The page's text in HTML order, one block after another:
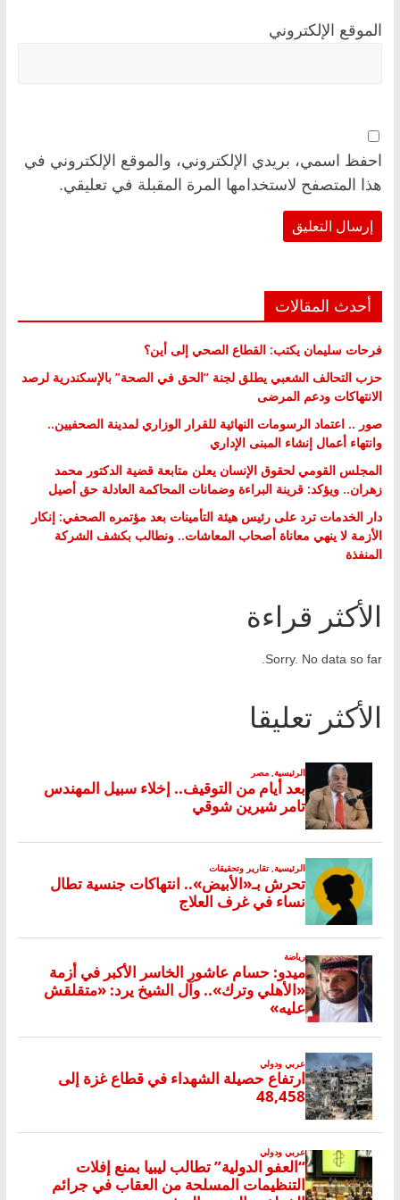
الموقع الإلكتروني
احفظ اسمي، بريدي الإلكتروني، والموقع الإلكتروني في
هذا المتصفح لاستخدامها المرة المقبلة في تعليقي.
أحدث المقالات
فرحات سليمان يكتب: القطاع الصحي إلى أين؟
حزب التحالف الشعبي يطلق لجنة “الحق في الصحة” بالإسكندرية لرصد
الانتهاكات ودعم المرضى
صور .. اعتماد الرسومات النهائية للقرار الوزاري لمدينة الصحفيين..
وانتهاء أعمال إنشاء المبنى الإداري
المجلس القومي لحقوق الإنسان يعلن متابعة قضية الدكتور محمد
زهران.. ويؤكد: قرينة البراءة وضمانات المحاكمة العادلة حق أصيل
دار الخدمات ترد على رئيس هيئة التأمينات بعد مؤتمره الصحفي: إنكار
الأزمة لا ينهي معاناة أصحاب المعاشات.. ونطالب بكشف الشركة
المنفذة
الأكثر قراءة
Sorry. No data so far.
الأكثر تعليقا